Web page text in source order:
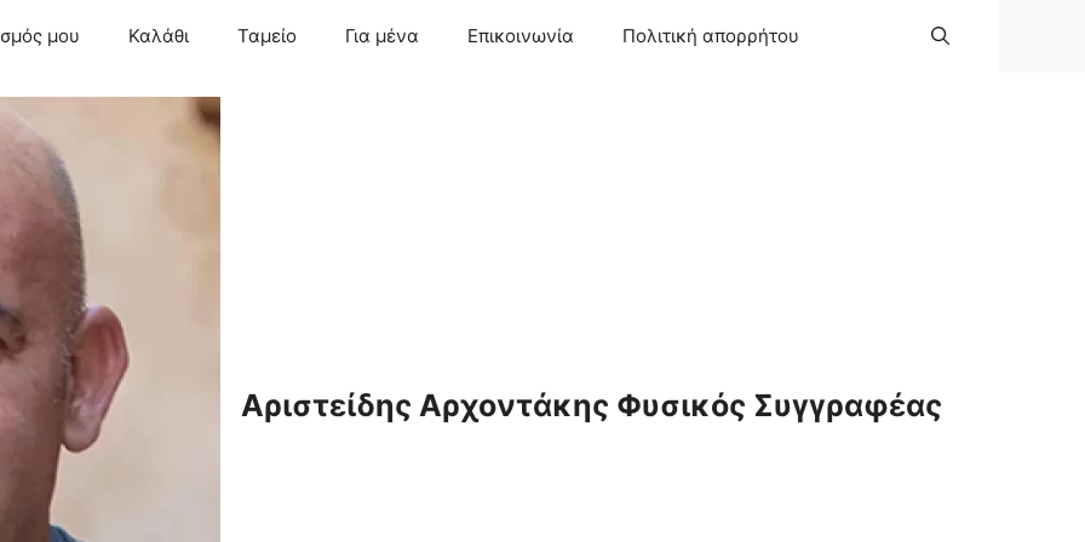
μου Καλάθι Ταμείο Για μένα Επικοινωνία Πολιτική απορρήτου
Αριστείδης Αρχοντάκης Φυσικός Συγγραφέας